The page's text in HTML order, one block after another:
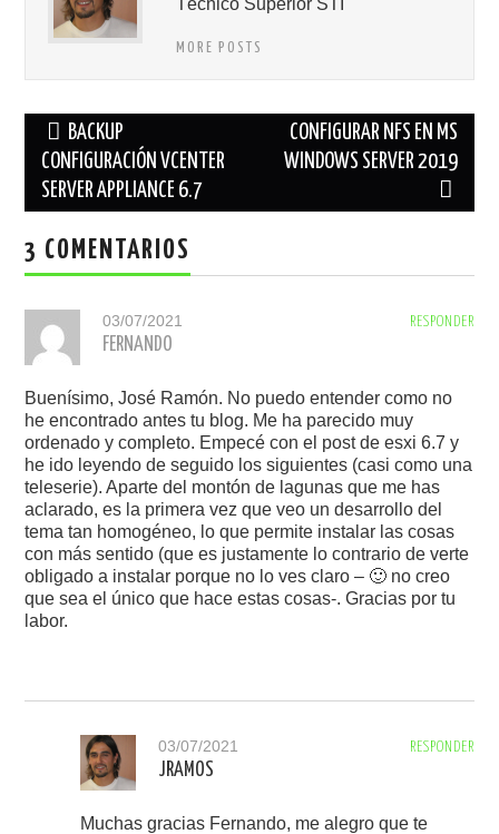
MORE POSTS
Navegación
de
entradas
BACKUP
CONFIGURACIÓN VCENTER
SERVER APPLIANCE 6.7
CONFIGURAR NFS EN MS
WINDOWS SERVER 2019
3 COMENTARIOS
RESPONDER
03/07/2021
FERNANDO
Buenísimo, José Ramón. No puedo entender como no
he encontrado antes tu blog. Me ha parecido muy
ordenado y completo. Empecé con el post de esxi 6.7 y
he ido leyendo de seguido los siguientes (casi como una
teleserie). Aparte del montón de lagunas que me has
aclarado, es la primera vez que veo un desarrollo del
tema tan homogéneo, lo que permite instalar las cosas
con más sentido (que es justamente lo contrario de verte
obligado a instalar porque no lo ves claro – 🙂 no creo
que sea el único que hace estas cosas-. Gracias por tu
labor.
RESPONDER
03/07/2021
JRAMOS
Muchas gracias Fernando, me alegro que te